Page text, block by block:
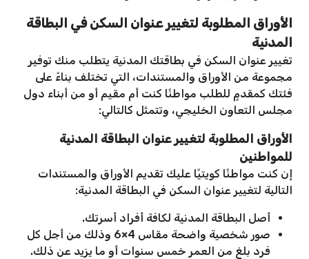
الأوراق المطلوبة لتغيير عنوان السكن في البطاقة
المدنية
تغيير عنوان السكن في بطاقتك المدنية يتطلب منك توفير
مجموعة من الأوراق والمستندات، التي تختلف بناءً على
فئتك كمقدمٍ للطلب مواطنًا كنت أم مقيم أو من أبناء دول
مجلس التعاون الخليجي، وتتمثل كالتالي:
الأوراق المطلوبة لتغيير عنوان البطاقة المدنية
للمواطنين
إن كنت مواطنًا كويتيًا عليك تقديم الأوراق والمستندات
التالية لتغيير عنوان السكن في البطاقة المدنية:
أصل البطاقة المدنية لكافة أفراد أسرتك.
صور شخصية واضحة مقاس 4×6 وذلك من أجل كل
فرد بلغ من العمر خمس سنوات أو ما يزيد عن ذلك.